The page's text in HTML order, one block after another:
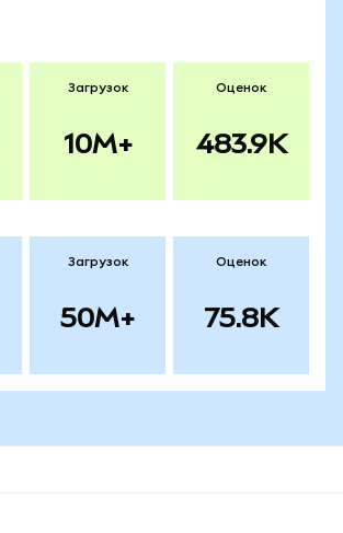
Загрузок
10M+
Оценок
483.9K
Загрузок
50M+
Оценок
75.8K